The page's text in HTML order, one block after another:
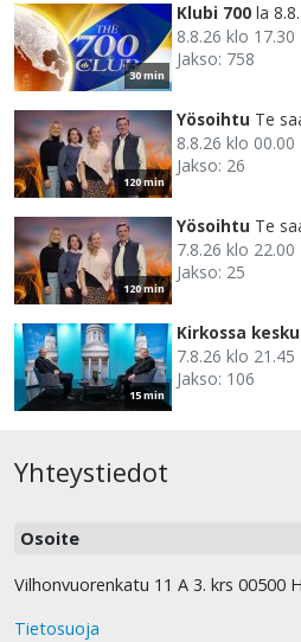
30 min
Klubi 700 la 8.8.
8.8.26 klo 17.30
Jakso: 758
120 min
Yösoihtu Te
8.8.26 klo 00.00
Jakso: 26
120 min
Yösoihtu Te
7.8.26 klo 22.00
Jakso: 25
15 min
Kirkossa
7.8.26 klo 21.45
Jakso: 106
Yhteystiedot
Osoite
Vilhonvuorenkatu 11 A 3. krs 00500
Tietosuoja